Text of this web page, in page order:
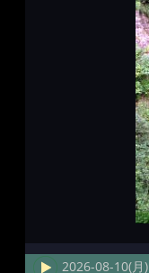
2026-08-10(月)